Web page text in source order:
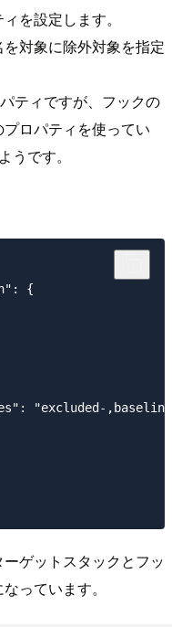
を設定します。
対象に除外対象を指定
ティですが、フックの
プロパティを使ってい
うです。
{
"excluded-
ゲットスタックとフッ
っています。